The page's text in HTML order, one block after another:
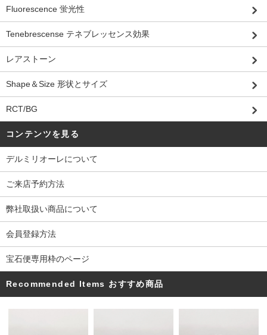
Fluorescence 蛍光性
Tenebrescense テネブレッセンス効果
レアストーン
Shape＆Size 形状とサイズ
RCT/BG
コンテンツを見る
デルミリオーレについて
ご来店予約方法
弊社取扱い商品について
会員登録方法
宝石便専用枠のページ
Recommended Items おすすめ商品